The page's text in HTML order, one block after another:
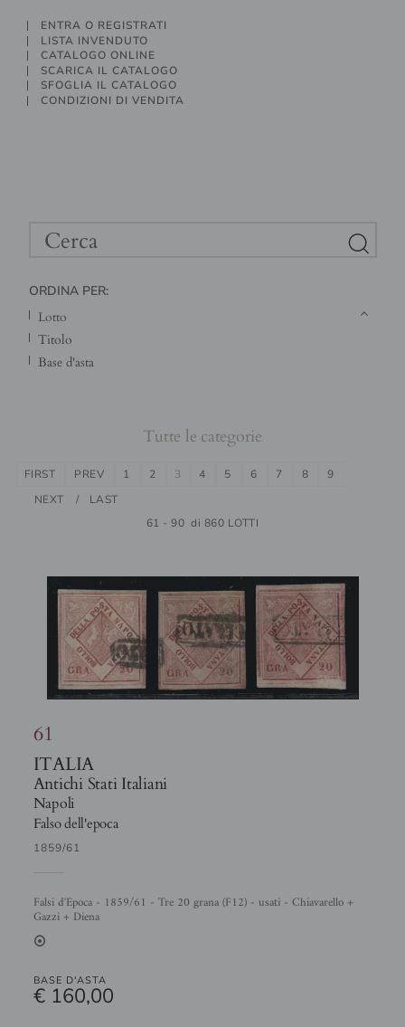
ENTRA O REGISTRATI
LISTA INVENDUTO
CATALOGO ONLINE
SCARICA IL CATALOGO
SFOGLIA IL CATALOGO
CONDIZIONI DI VENDITA
ORDINA PER:
lotto
titolo
base d'asta
Tutte le categorie
61 - 90 di 860 LOTTI
FIRST PREV 1 2 3 4 5 6 7 8
9
NEXT
LAST
61
ITALIA
Antichi Stati Italiani
Napoli
Falso dell'epoca
1859/61
Falsi d'Epoca - 1859/61 - Tre 20 grana (F12) - usati - Chiavarello +
Gazzi + Diena
2
BASE D'ASTA
€ 160,00